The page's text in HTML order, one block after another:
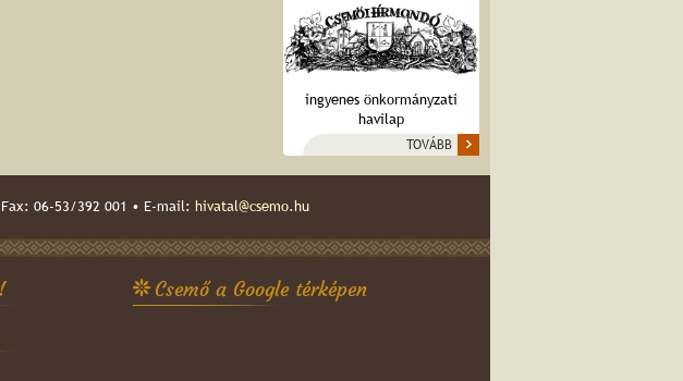
ingyenes önkormányzati
havilap
TOVÁBB
06-53/392 001 • E-mail: hivatal@csemo.hu
Csemő a Google térképen